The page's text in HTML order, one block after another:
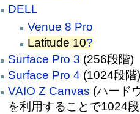
DELL
Venue 8 Pro
Latitude 10?
Surface Pro 3 (256段階)
Surface Pro 4 (1024段階
VAIO Z Canvas (ハード
を利用することで1024